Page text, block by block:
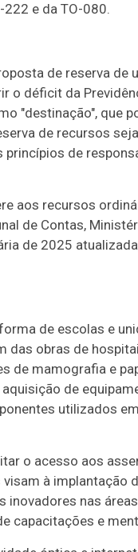
e da TO-080.
de reserva de
o déficit da
"destinação", que
de recursos
de
aos recursos
de Contas,
de 2025
de escolas e
das obras de
de mamografia e
de
utilizados
o acesso aos
à implantação
nas
capacitações e